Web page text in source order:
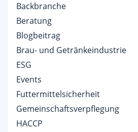
Backbranche
Beratung
Blogbeitrag
Brau- und Getränkeindustrie
ESG
Events
Futtermittelsicherheit
Gemeinschaftsverpflegung
HACCP